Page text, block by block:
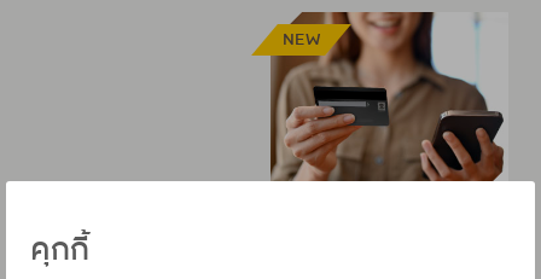
คุกกี้
NEW